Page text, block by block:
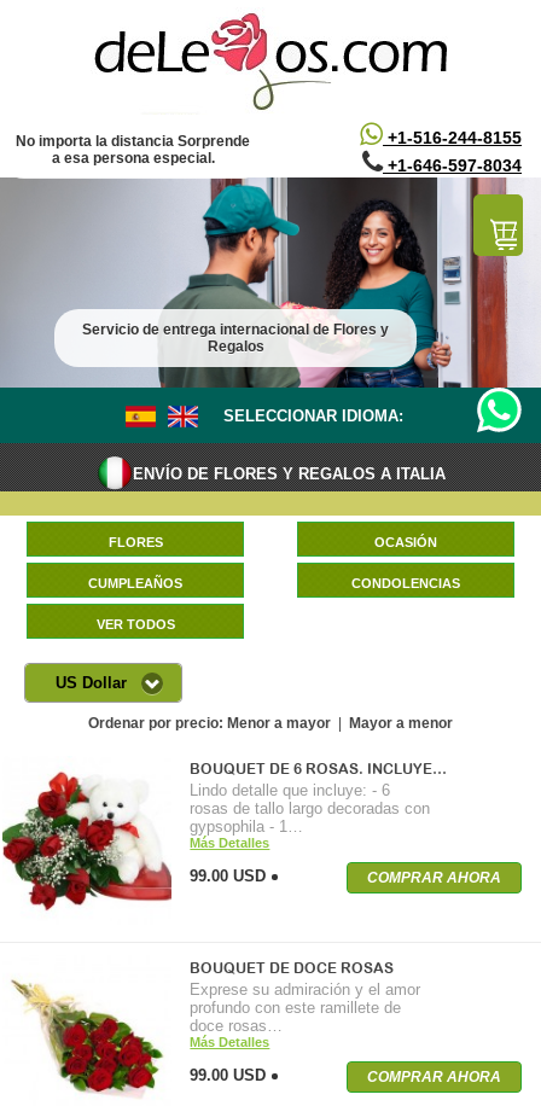
+1-516-244-8155
+1-646-597-8034
No importa la distancia Sorprende
a esa persona especial.
Servicio de entrega internacional de Flores y
Regalos
SELECCIONAR IDIOMA:
ENVÍO DE FLORES Y REGALOS A ITALIA
FLORES OCASIÓN
CUMPLEAÑOS CONDOLENCIAS
VER TODOS
US Dollar
Ordenar por precio: Menor a mayor Mayor a menor
BOUQUET DE 6 ROSAS. INCLUYE…
Lindo detalle que incluye: - 6
rosas de tallo largo decoradas con
gypsophila - 1…
Más Detalles
99.00 USD COMPRAR AHORA
BOUQUET DE DOCE ROSAS
Exprese su admiración y el amor
profundo con este ramillete de
doce rosas…
Más Detalles
99.00 USD COMPRAR AHORA